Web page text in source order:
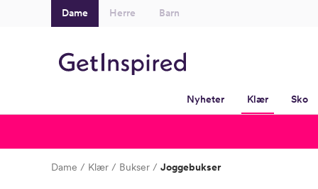
Dame Herre Barn
Nyheter Klær Sko
Dame Klær Bukser Joggebukser